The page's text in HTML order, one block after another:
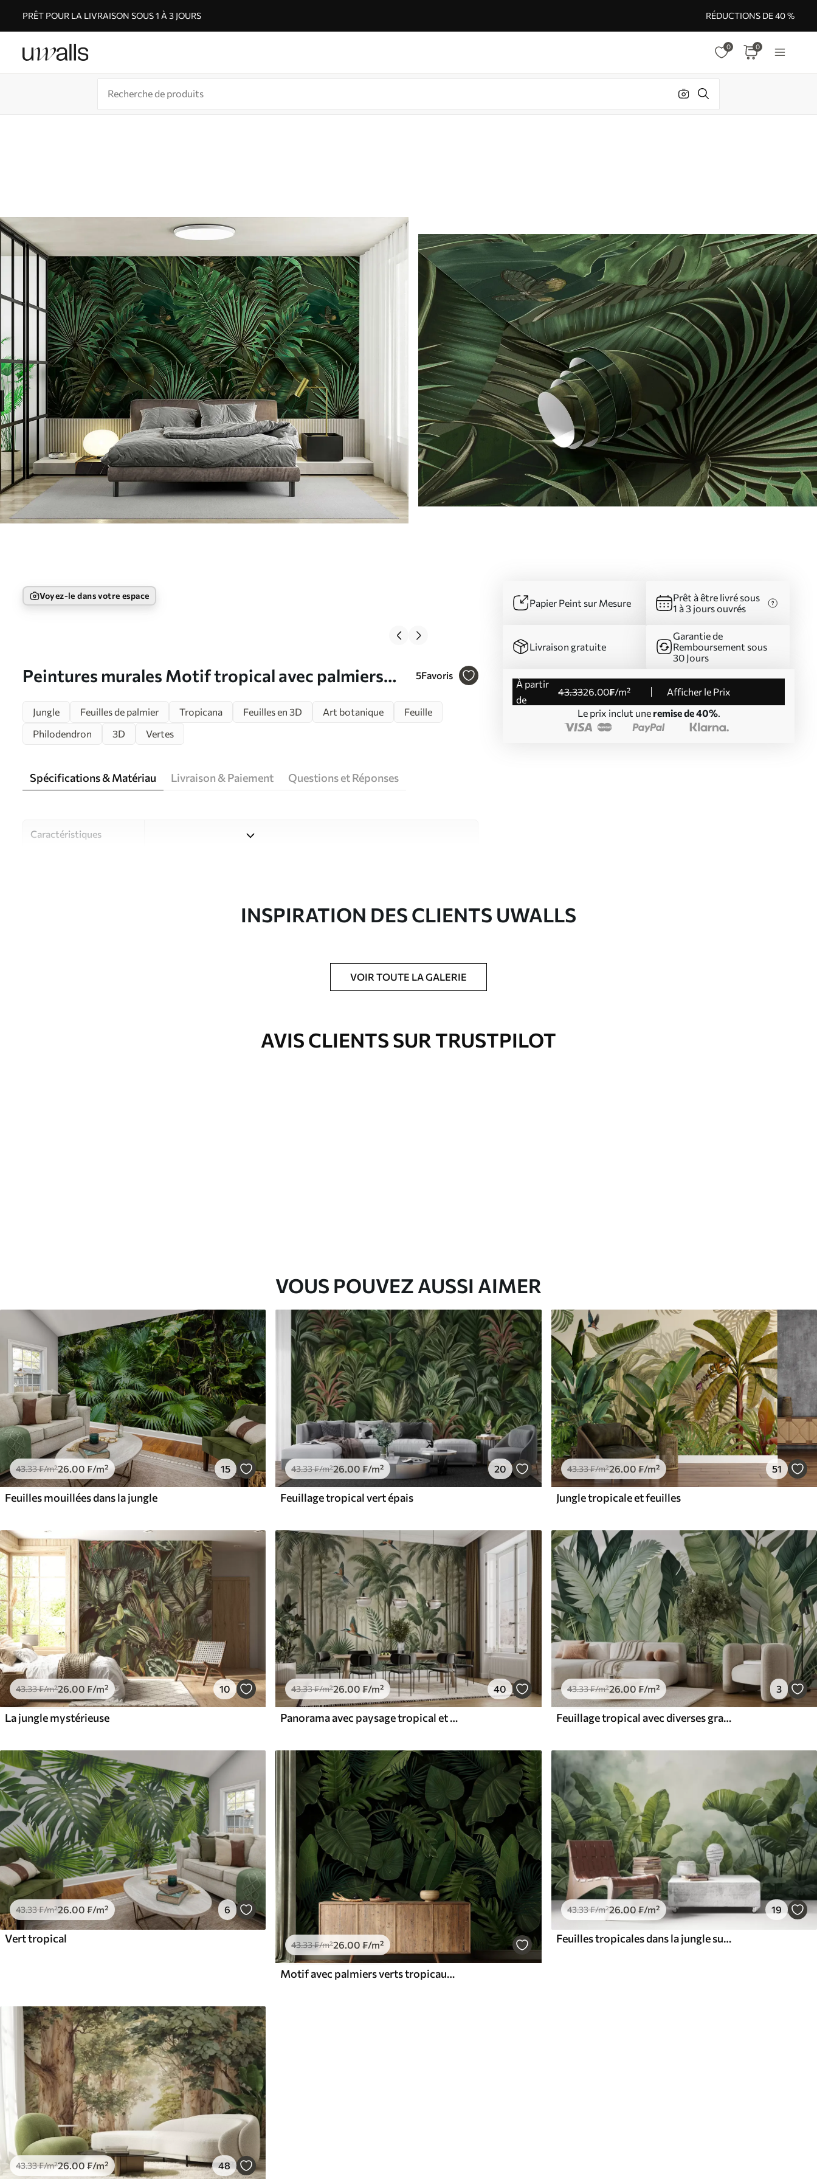
PRÊT POUR LA LIVRAISON SOUS 1 À 3 JOURS RÉDUCTIONS DE 40 %
0 0
Voyez-le dans votre espace
Peintures murales Motif tropical avec palmiers
5Favoris
Papier Peint sur Mesure
Prêt à être livré sous
1 à 3 jours ouvrés
Livraison gratuite
Garantie de
Remboursement sous
30 Jours
à partir
de
43.3326.00₣/m²
Afficher le Prix
Le prix inclut une remise de 40%.
Jungle Feuilles de palmier Tropicana Feuilles en 3D Art botanique
Feuille
Philodendron
3D Vertes
Spécifications & Matériau Livraison & Paiement Questions et Réponses
Caractéristiques
Studio de design Uwalls
Vernis protecteur et/ou colle pour papier peint disponibles.
INSPIRATION DES CLIENTS UWALLS
VOIR TOUTE LA GALERIE
AVIS CLIENTS SUR TRUSTPILOT
VOUS POUVEZ AUSSI AIMER
43.33₣/m²26 .00 ₣/m² 15
Feuilles mouillées dans la jungle
43.33₣/m²26 .00 ₣/m² 20
Feuillage tropical vert épais
43.33₣/m²26 .00 ₣/m² 51
Jungle tropicale et feuilles
43.33₣/m²26.00 ₣/m² 10
La jungle mystérieuse
43.33₣/m²26.00 ₣/m² 40
Panorama avec paysage tropical et oiseaux
43.33₣/m²26.00 ₣/m² 3
Feuillage tropical avec diverses grandes feuilles vertes, y compris des feuilles de bananier, des feuilles de palmier et d'autres espèces de plantes exotiques
43.33₣/m²26 .00 ₣/m² 6
Vert tropical 43.33₣/m²26.00 ₣/m²
Motif avec palmiers verts tropicaux, taro et feuilles de bananier
43.33₣/m²26 .00 ₣/m² 19
Feuilles tropicales dans la jungle sur fond de brouillard aquarelle humide
43.33₣/m²26.00 ₣/m² 48